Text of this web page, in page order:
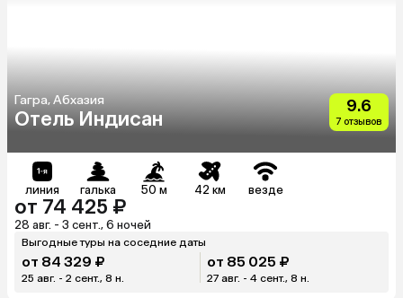
Гагра, Абхазия
Отель Индисан
9.6
7 отзывов
линия галька 50 м 42 км везде
от 74 425 ₽
28 авг. - 3 сент., 6 ночей
Выгодные туры на соседние даты
от 84 329 ₽
25 авг. - 2 сент., 8 н.
от 85 025 ₽
27 авг. - 4 сент., 8 н.